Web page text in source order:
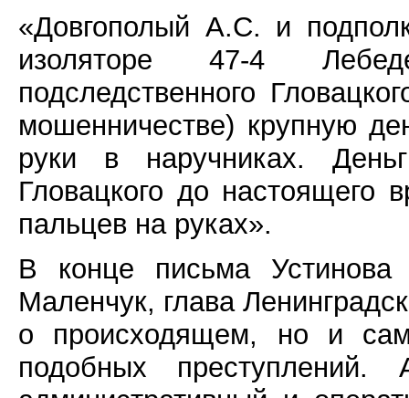
«Довгополый А.С. и
изоляторе 47-4
подследственного
мошенничестве) крупную
руки в наручниках.
Гловацкого до настоящего
пальцев на руках».
В конце письма Устинова
Маленчук, глава
о происходящем, но и
подобных